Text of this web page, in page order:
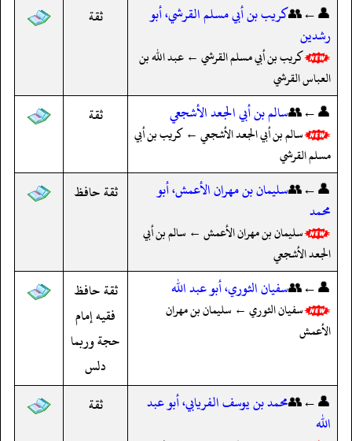
👤←👥كريب بن أبي مسلم القرشي، أبو
رشدين
كريب بن أبي مسلم القرشي ← عبد الله بن
العباس القرشي
ثقة
👤←👥سالم بن أبي الجعد الأشجعي
سالم بن أبي الجعد الأشجعي ← كريب بن أبي
مسلم القرشي
ثقة
👤←👥سليمان بن مهران الأعمش، أبو
محمد
سليمان بن مهران الأعمش ← سالم بن أبي
الجعد الأشجعي
ثقة حافظ
👤←👥سفيان الثوري، أبو عبد الله
سفيان الثوري ← سليمان بن مهران
الأعمش
ثقة حافظ
فقيه إمام
حجة وربما
دلس
👤←👥محمد بن يوسف الفريابي، أبو عبد
الله
ثقة